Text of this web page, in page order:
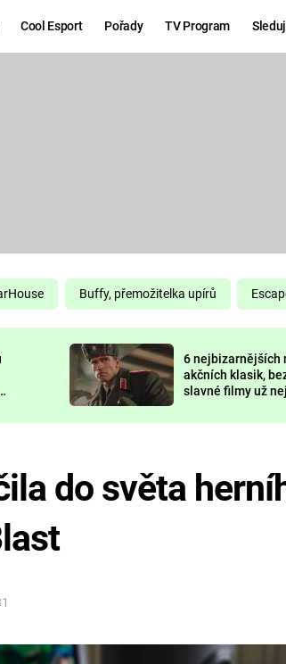
Cool Esport Pořady TV Program
DELIVERANCE
Buffy, přemožitelka upírů
6 nejbizarnějších
akčních klasik,
slavné filmy už
do světa